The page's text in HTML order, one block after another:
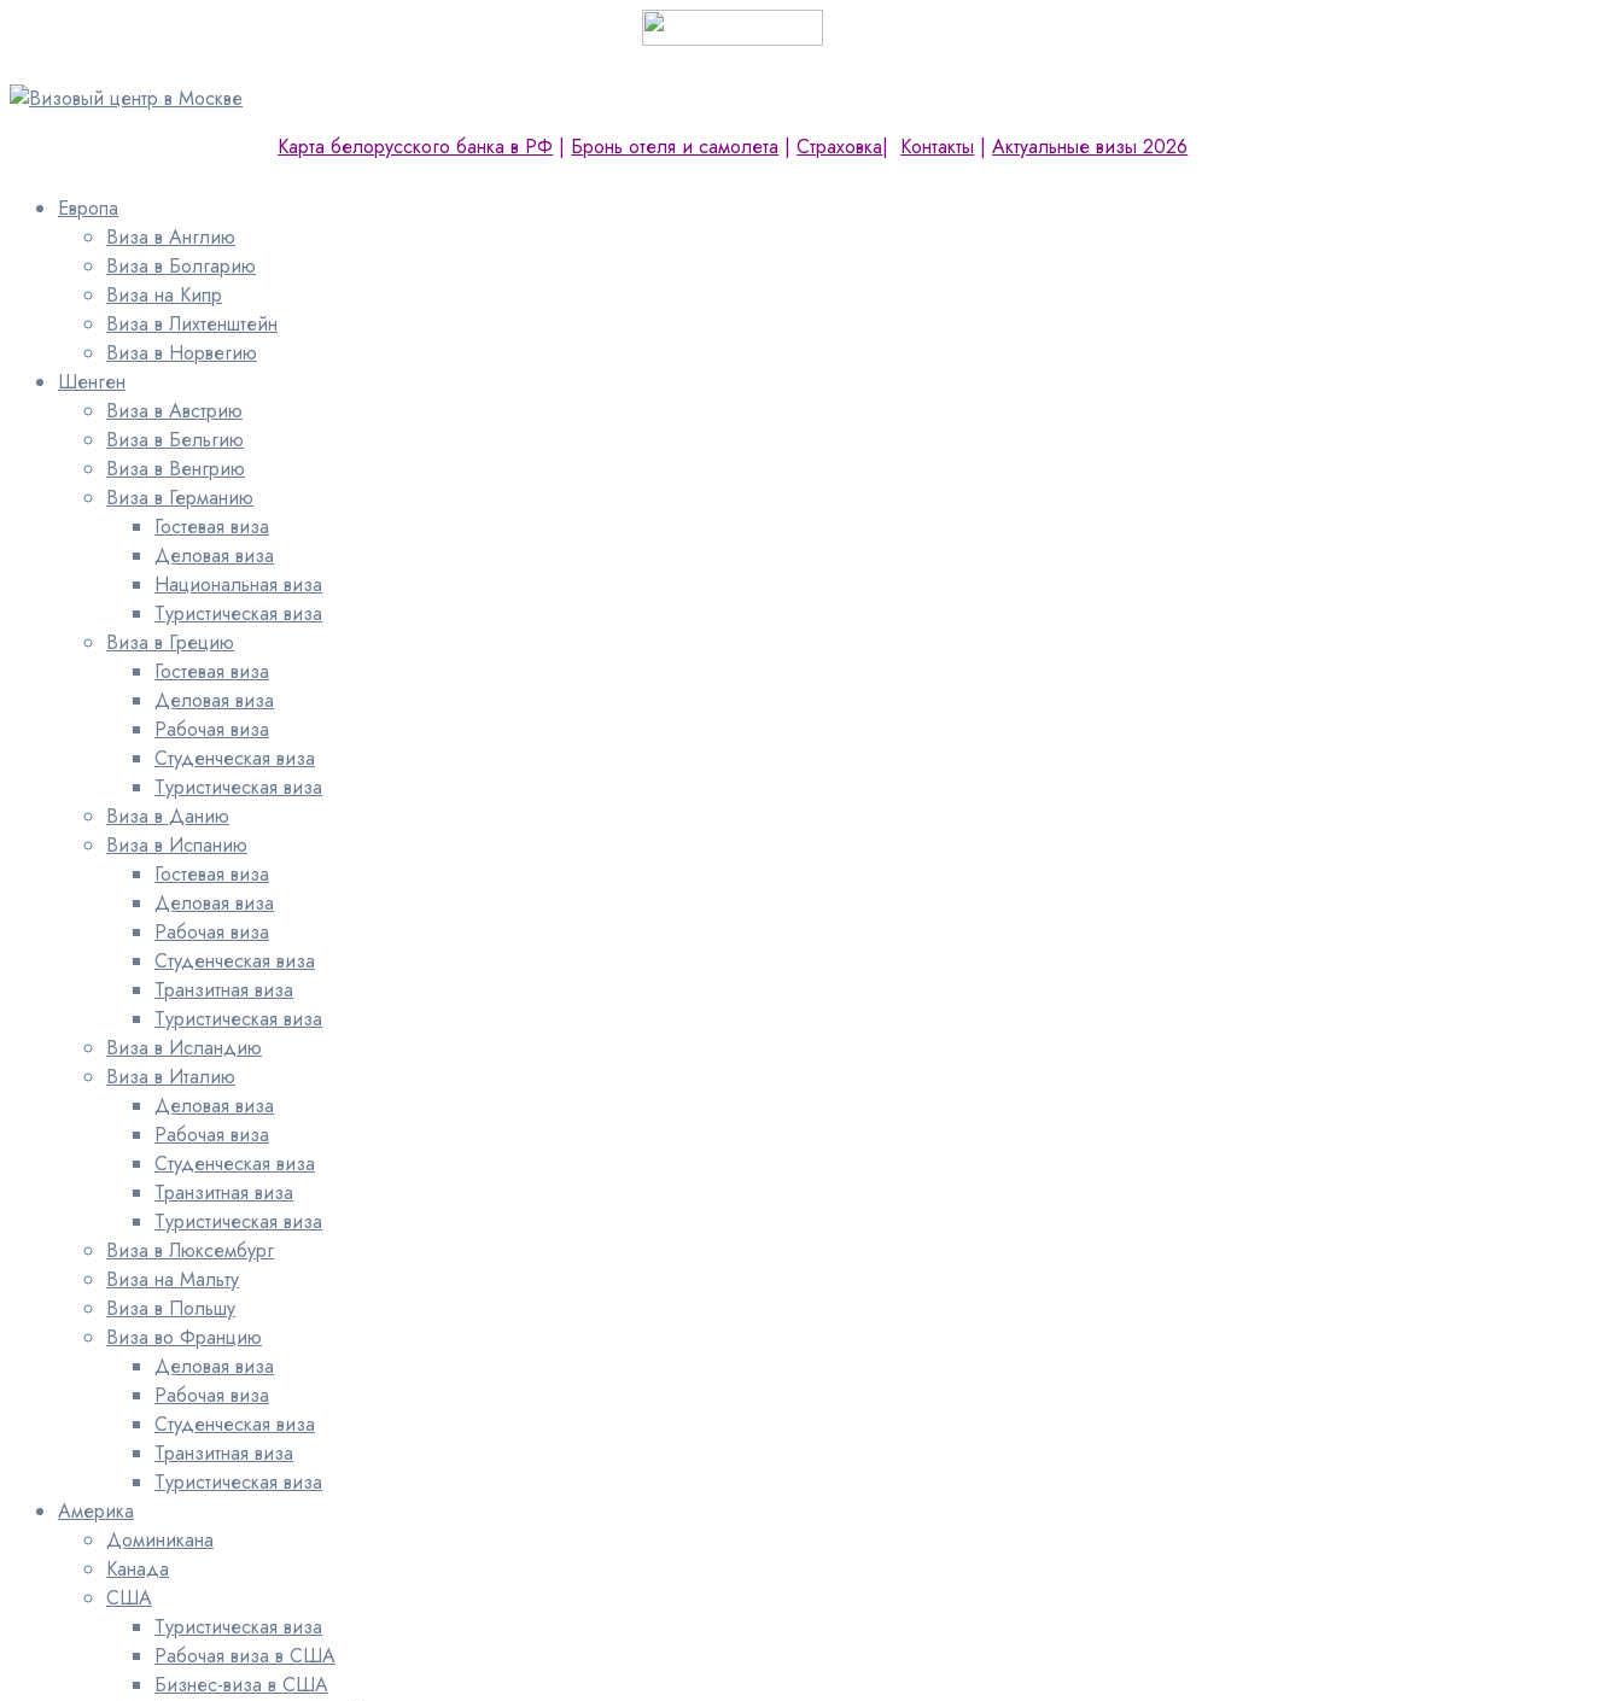
Карта белорусского банка в РФ | Бронь отеля и самолета |Страховка| Контакты |Актуальные визы 2026
Европа
Виза в Англию
Виза в Болгарию
Виза на Кипр
Виза в Лихтенштейн
Виза в Норвегию
Шенген
Виза в Австрию
Виза в Бельгию
Виза в Венгрию
Виза в Германию
Гостевая виза
Деловая виза
Национальная виза
Туристическая виза
Виза в Грецию
Гостевая виза
Деловая виза
Рабочая виза
Студенческая виза
Туристическая виза
Виза в Данию
Виза в Испанию
Гостевая виза
Деловая виза
Рабочая виза
Студенческая виза
Транзитная виза
Туристическая виза
Виза в Исландию
Виза в Италию
Деловая виза
Рабочая виза
Студенческая виза
Транзитная виза
Туристическая виза
Виза в Люксембург
Виза на Мальту
Виза в Польшу
Виза во Францию
Деловая виза
Рабочая виза
Студенческая виза
Транзитная виза
Туристическая виза
Америка
Доминикана
Канада
США
Туристическая виза
Рабочая виза в США
Бизнес-виза в США